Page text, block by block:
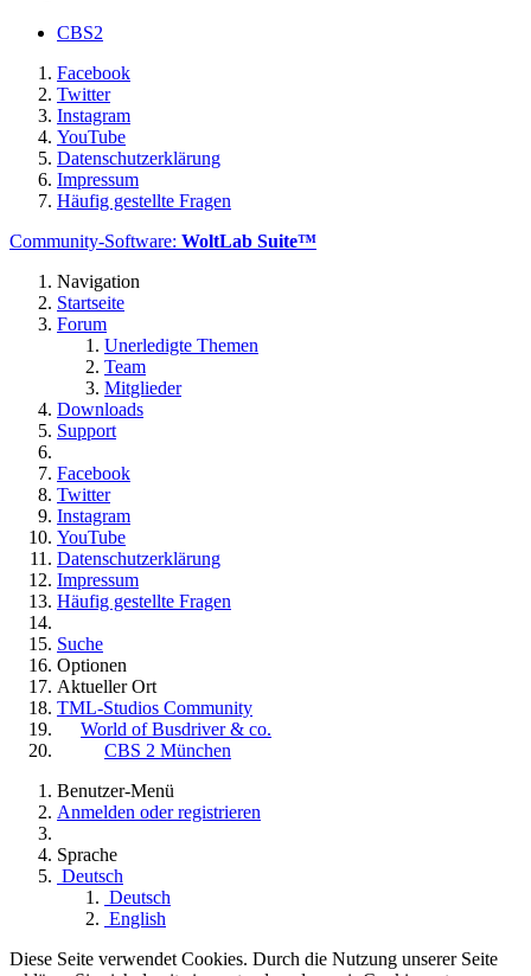
CBS2
Facebook
Twitter
Instagram
YouTube
Datenschutzerklärung
Impressum
Häufig gestellte Fragen
Community-Software: WoltLab Suite™
Navigation
Startseite
Forum
Unerledigte Themen
Team
Mitglieder
Downloads
Support
Facebook
Twitter
Instagram
YouTube
Datenschutzerklärung
Impressum
Häufig gestellte Fragen
Suche
Optionen
Aktueller Ort
TML-Studios Community
World of Busdriver & co.
CBS 2 München
Benutzer-Menü
Anmelden oder registrieren
Sprache
Deutsch
Deutsch
English
Diese Seite verwendet Cookies. Durch die Nutzung unserer Seite